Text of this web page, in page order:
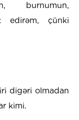
burnumun,
edirəm, çünki
digəri olmadan
kimi.